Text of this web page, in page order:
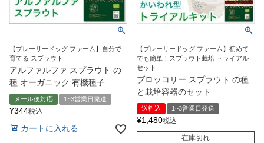
【プレーリードッグ ファーム】自分で
育てる スプラウト
アルファルファ スプラウト の
種 オーガニック 有機種子
メール便対応 1~3営業日発送
¥344税込
カートに入れる
【プレーリードッグ ファーム】初めて
でも簡単！スプラウト栽培 トライアル
セット
ブロッコリー スプラウト の種
と栽培容器のセット
送料込 1~3営業日発送
¥1,480税込
在庫切れ